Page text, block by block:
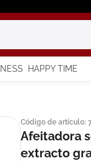
HAPPY TIME
Código de artículo:
Afeitadora
extracto